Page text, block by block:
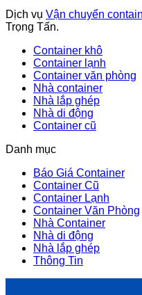
Dịch vụ Vận chuyển
Trọng Tấn.
Container khô
Container lạnh
Container văn phòng
Nhà container
Nhà lắp ghép
Nhà di động
Container cũ
Danh mục
Báo Giá Container
Container Cũ
Container Lạnh
Container Văn Phòng
Nhà Container
Nhà di động
Nhà lắp ghép
Thông Tin